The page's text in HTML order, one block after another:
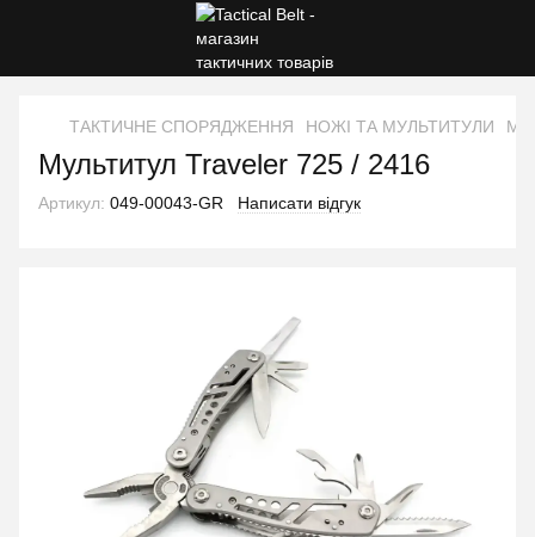
ТАКТИЧНЕ СПОРЯДЖЕННЯ НОЖІ ТА МУЛЬТИТУЛИ
Мультитул Traveler 725 / 2416
Артикул: 049-00043-GR Написати відгук